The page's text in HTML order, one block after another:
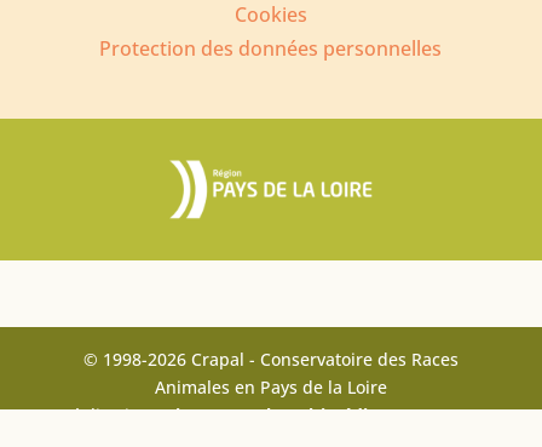
Cookies
Protection des données personnelles
© 1998-2026 Crapal - Conservatoire des Races
Animales en Pays de la Loire
Réalisation :Pigment Web Multimédia – Fontenay-